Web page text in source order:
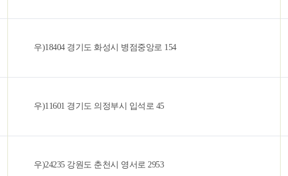
우)18404 경기도 화성시 병점중앙로 154
우)11601 경기도 의정부시 입석로 45
우)24235 강원도 춘천시 영서로 2953